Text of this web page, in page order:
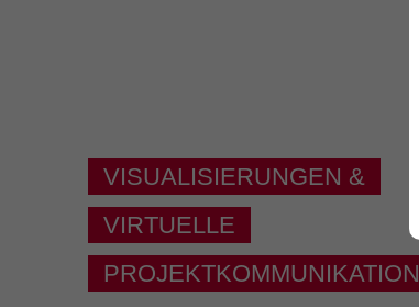
VISUALISIERUNGEN &
VIRTUELLE
PROJEKTKOMMUNIKATION